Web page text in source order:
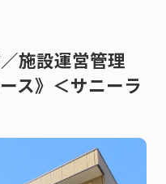
施設運営管理
ス》＜サニーラ